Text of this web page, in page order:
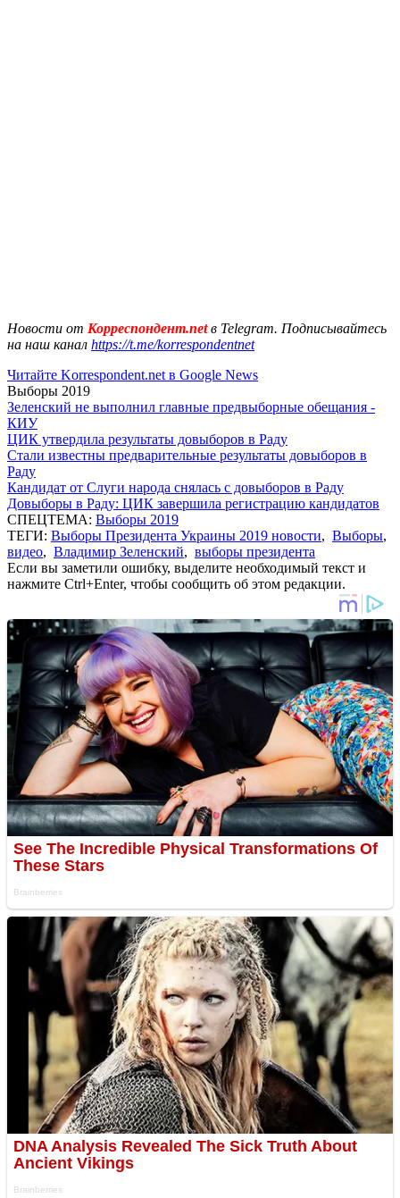
Новости от Корреспондент.netв Telegram. Подписывайтесь
на наш канал https://t.me/korrespondentnet
Читайте Korrespondent.net в Google News
Выборы 2019
Зеленский не выполнил главные предвыборные обещания -
КИУ
ЦИК утвердила результаты довыборов в Раду
Стали известны предварительные результаты довыборов в
Раду
Кандидат от Слуги народа снялась с довыборов в Раду
Довыборы в Раду: ЦИК завершила регистрацию кандидатов
СПЕЦТЕМА: Выборы 2019
ТЕГИ: Выборы Президента Украины 2019 новости, Выборы,
видео, Владимир Зеленский, выборы президента
Если вы заметили ошибку, выделите необходимый текст и
нажмите Ctrl+Enter, чтобы сообщить об этом редакции.